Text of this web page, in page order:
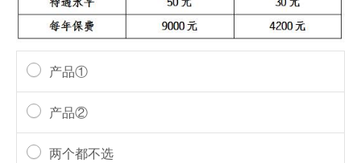
产品①
产品②
两个都不选